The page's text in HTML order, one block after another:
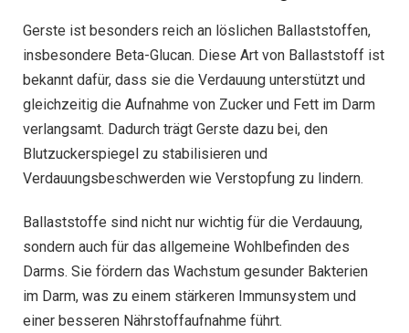
Gerste ist besonders reich an löslichen Ballaststoffen,
insbesondere Beta-Glucan. Diese Art von Ballaststoff ist
bekannt dafür, dass sie die Verdauung unterstützt und
gleichzeitig die Aufnahme von Zucker und Fett im Darm
verlangsamt. Dadurch trägt Gerste dazu bei, den
Blutzuckerspiegel zu stabilisieren und
Verdauungsbeschwerden wie Verstopfung zu lindern.
Ballaststoffe sind nicht nur wichtig für die Verdauung,
sondern auch für das allgemeine Wohlbefinden des
Darms. Sie fördern das Wachstum gesunder Bakterien
im Darm, was zu einem stärkeren Immunsystem und
einer besseren Nährstoffaufnahme führt.